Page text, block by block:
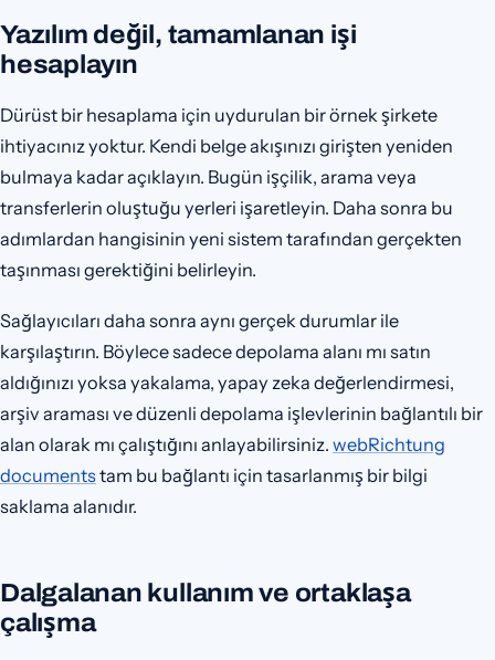
Yazılım değil, tamamlanan işi
hesaplayın
Dürüst bir hesaplama için uydurulan bir örnek şirkete
ihtiyacınız yoktur. Kendi belge akışınızı girişten yeniden
bulmaya kadar açıklayın. Bugün işçilik, arama veya
transferlerin oluştuğu yerleri işaretleyin. Daha sonra bu
adımlardan hangisinin yeni sistem tarafından gerçekten
taşınması gerektiğini belirleyin.
Sağlayıcıları daha sonra aynı gerçek durumlar ile
karşılaştırın. Böylece sadece depolama alanı mı satın
aldığınızı yoksa yakalama, yapay zeka değerlendirmesi,
arşiv araması ve düzenli depolama işlevlerinin bağlantılı bir
alan olarak mı çalıştığını anlayabilirsiniz. webRichtung
documentstam bu bağlantı için tasarlanmış bir bilgi
saklama alanıdır.
Dalgalanan kullanım ve ortaklaşa
çalışma